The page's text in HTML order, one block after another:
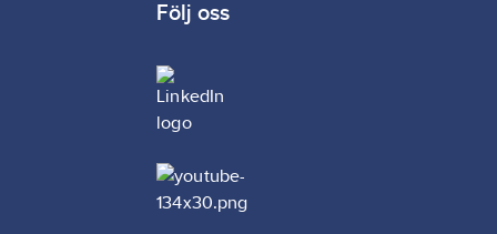
Följ oss